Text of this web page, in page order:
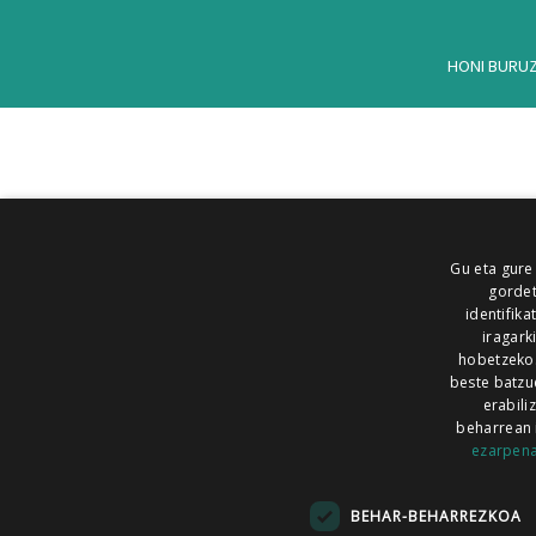
HONI BURUZ
ALEA
MAILOPE NOAUA
Gu eta
hobetzeko.
beste
beharrean
BEHAR-BEHARREZKOA